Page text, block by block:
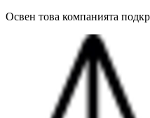
Освен това компанията